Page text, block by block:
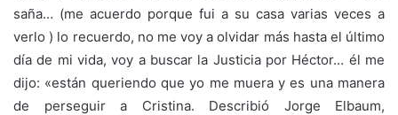
saña… (me acuerdo porque fui a su casa varias veces a
verlo ) lo recuerdo, no me voy a olvidar más hasta el último
día de mi vida, voy a buscar la Justicia por Héctor… él me
dijo: «están queriendo que yo me muera y es una manera
de perseguir a Cristina. Describió Jorge Elbaum,